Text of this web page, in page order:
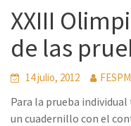
XXIII
de las
14 julio, 2012 FESPM
Para la prueba
un cuadernillo con el